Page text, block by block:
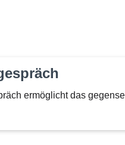
ermöglicht das